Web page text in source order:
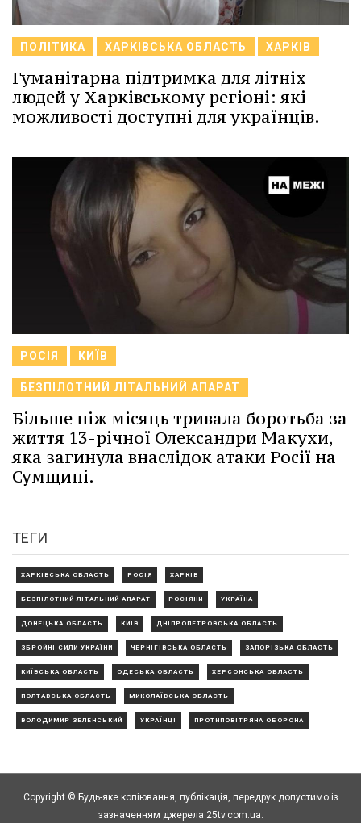
ПОЛІТИКА ХАРКІВСЬКА ОБЛАСТЬ ХАРКІВ
Гуманітарна підтримка для літніх
людей у Харківському регіоні: які
можливості доступні для українців.
РОСІЯ КИЇВ
БЕЗПІЛОТНИЙ ЛІТАЛЬНИЙ АПАРАТ
Більше ніж місяць тривала боротьба за
життя 13-річної Олександри Макухи,
яка загинула внаслідок атаки Росії на
Сумщині.
ТЕГИ
ХАРКІВСЬКА ОБЛАСТЬ РОСІЯ ХАРКІВ
БЕЗПІЛОТНИЙ ЛІТАЛЬНИЙ АПАРАТ РОСІЯНИ УКРАЇНА
ДОНЕЦЬКА ОБЛАСТЬ КИЇВ ДНІПРОПЕТРОВСЬКА ОБЛАСТЬ
ЗБРОЙНІ СИЛИ УКРАЇНИ ЧЕРНІГІВСЬКА ОБЛАСТЬ ЗАПОРІЗЬКА ОБЛАСТЬ
КИЇВСЬКА ОБЛАСТЬ ОДЕСЬКА ОБЛАСТЬ ХЕРСОНСЬКА ОБЛАСТЬ
ПОЛТАВСЬКА ОБЛАСТЬ МИКОЛАЇВСЬКА ОБЛАСТЬ
ВОЛОДИМИР ЗЕЛЕНСЬКИЙ УКРАЇНЦІ ПРОТИПОВІТРЯНА ОБОРОНА
Copyright © Будь-яке копiювання, публiкацiя, передрук допустимо із
зазначенням джерела 25tv.com.ua.